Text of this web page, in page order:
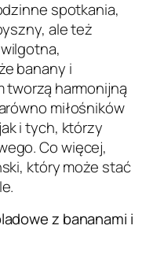
spotkania,
ale też
banany i
tworzą harmonijną
miłośników
i tych, którzy
Co więcej,
który może stać
z bananami i